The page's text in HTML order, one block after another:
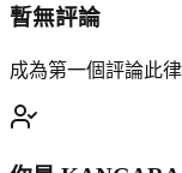
暫無評論
成為第一個評論此